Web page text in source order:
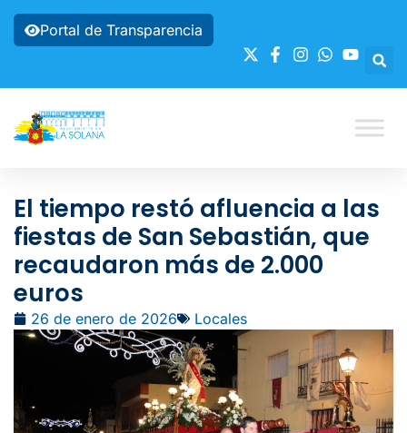
Portal de Transparencia
El tiempo restó afluencia a las
fiestas de San Sebastián, que
recaudaron más de 2.000
euros
26 de enero de 2026 Locales